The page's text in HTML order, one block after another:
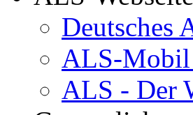
Deutsches
ALS-Mobil
ALS - Der